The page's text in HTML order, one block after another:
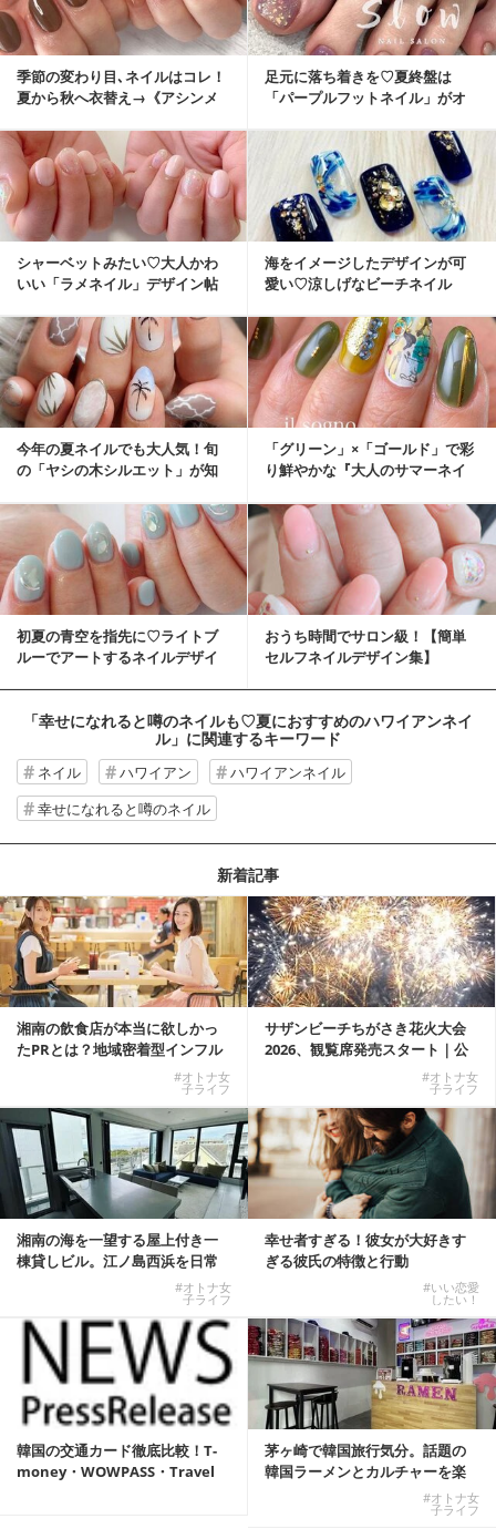
季節の変わり目､ネイルはコレ！
夏から秋へ衣替え→《アシンメ
足元に落ち着きを♡夏終盤は
「パープルフットネイル」がオ
シャーベットみたい♡大人かわ
いい「ラメネイル」デザイン帖
海をイメージしたデザインが可
愛い♡涼しげなビーチネイル
今年の夏ネイルでも大人気！旬
の「ヤシの木シルエット」が知
「グリーン」×「ゴールド」で彩
り鮮やかな『大人のサマーネイ
初夏の青空を指先に♡ライトブ
ルーでアートするネイルデザイ
おうち時間でサロン級！【簡単
セルフネイルデザイン集】
「幸せになれると噂のネイルも♡︎夏におすすめのハワイアンネイ
ル」 に関連するキーワード
ネイル ハワイアン
ハワイアンネイル
幸せになれると噂のネイル
新着記事
湘南の飲食店が本当に欲しかっ
たPRとは？地域密着型インフル
#オトナ女
子ライフ
サザンビーチちがさき花火大会
2026、観覧席発売スタート｜公
#オトナ女
子ライフ
湘南の海を一望する屋上付き一
棟貸しビル。江ノ島西浜を日常
#オトナ女
子ライフ
幸せ者すぎる！彼女が大好きす
ぎる彼氏の特徴と行動
#いい恋愛
したい！
韓国の交通カード徹底比較！T-
money・WOWPASS・Travel
茅ヶ崎で韓国旅行気分。話題の
韓国ラーメンとカルチャーを楽
#オトナ女
子ライフ